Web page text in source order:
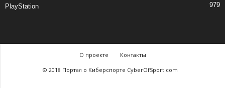
PlayStation 979
О проекте
Контакты
© 2018 Портал о Киберспорте CyberOfSport.com